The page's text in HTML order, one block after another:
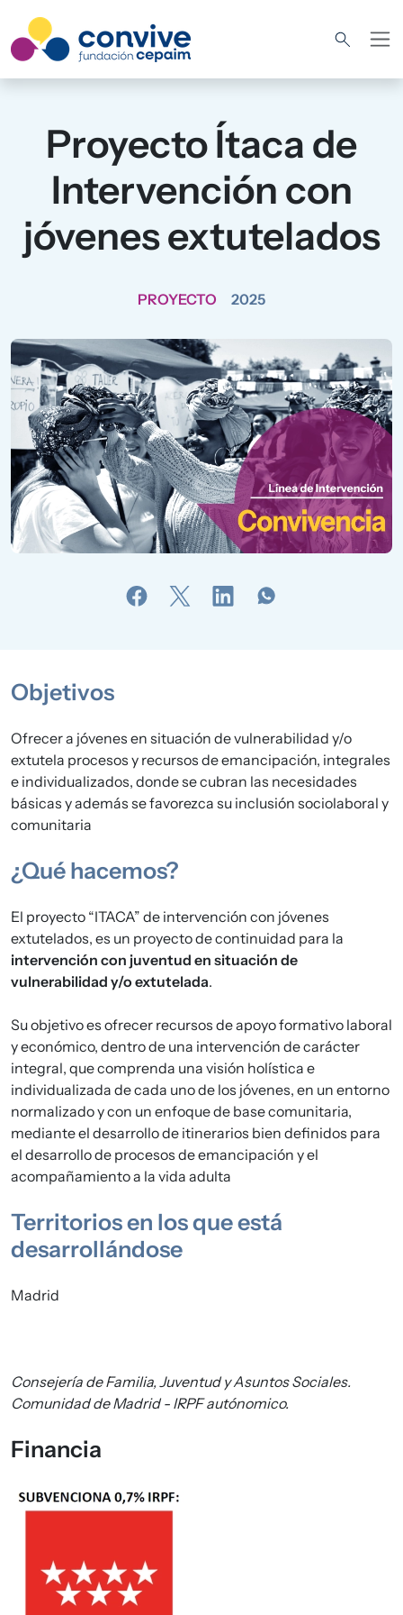
Proyecto Ítaca de
Intervención con
jóvenes extutelados
PROYECTO 2025
Objetivos
Ofrecer a jóvenes en situación de vulnerabilidad y/o
extutela procesos y recursos de emancipación, integrales
e individualizados, donde se cubran las necesidades
básicas y además se favorezca su inclusión sociolaboral y
comunitaria
¿Qué hacemos?
El proyecto “ITACA” de intervención con jóvenes
extutelados, es un proyecto de continuidad para la
intervención con juventud en situación de
vulnerabilidad y/o extutelada.
Su objetivo es ofrecer recursos de apoyo formativo laboral
y económico, dentro de una intervención de carácter
integral, que comprenda una visión holística e
individualizada de cada uno de los jóvenes, en un entorno
normalizado y con un enfoque de base comunitaria,
mediante el desarrollo de itinerarios bien definidos para
el desarrollo de procesos de emancipación y el
acompañamiento a la vida adulta
Territorios en los que está
desarrollándose
Madrid
Consejería de Familia, Juventud y Asuntos Sociales.
Comunidad de Madrid - IRPF autónomico.
Financia